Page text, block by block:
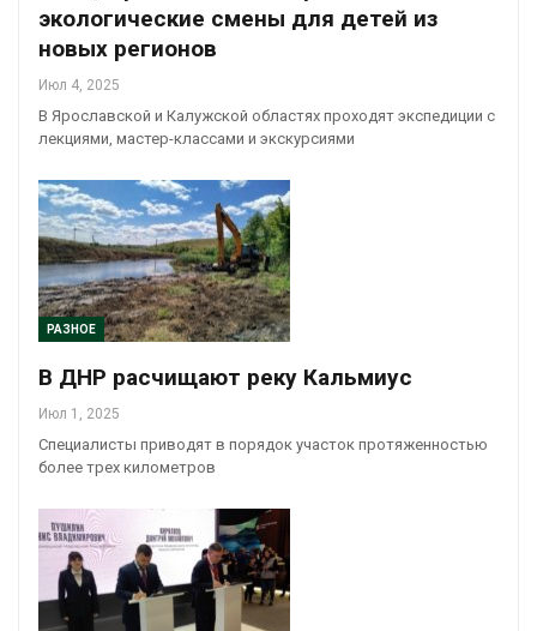
экологические смены для детей из
новых регионов
Июл 4, 2025
В Ярославской и Калужской областях проходят экспедиции с
лекциями, мастер-классами и экскурсиями
РАЗНОЕ
В ДНР расчищают реку Кальмиус
Июл 1, 2025
Специалисты приводят в порядок участок протяженностью
более трех километров